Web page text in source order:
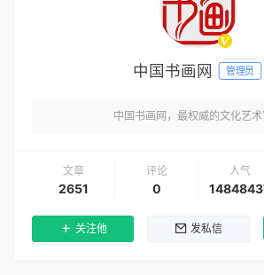
中国书画网 管理员
中国书画网，最权威的文化艺术
文章
2651
评论
0
人气
关注他 发私信